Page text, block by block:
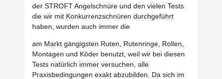
der STROFT Angelschnüre und den vielen Tests
die wir mit Konkurrenzschnüren durchgeführt
haben, wurden auch immer die
am Markt gängigsten Ruten, Rutenringe, Rollen,
Montagen und Köder benutzt, weil wir bei diesen
Tests natürlich immer versuchen, alle
Praxisbedingungen exakt abzubilden. Da sich im